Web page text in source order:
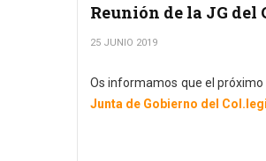
Reunión de la JG del
25 JUNIO 2019
Os informamos que el próximo
Junta de Gobierno del